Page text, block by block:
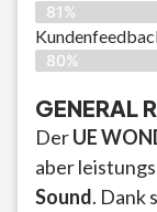
81%
80%
GENERAL
DerUE
aber
Sound. Dank